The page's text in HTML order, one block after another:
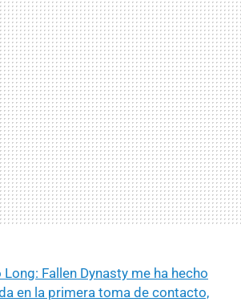
Long: Fallen Dynasty me ha hecho
en la primera toma de contacto,